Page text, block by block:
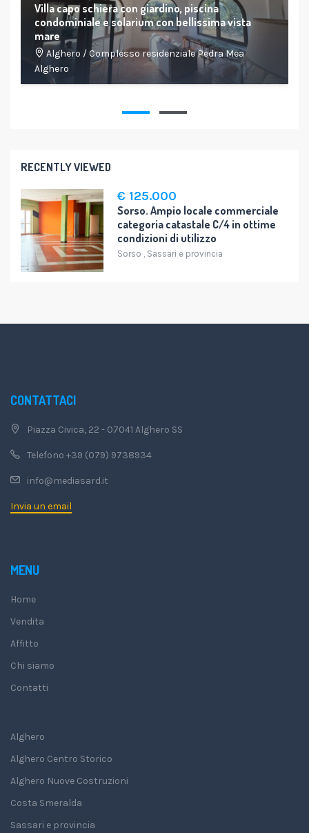
Villa capo schiera con giardino, piscina
condominiale e solarium con bellissima vista
mare
Alghero /Complesso residenziale Pedra Mea
Alghero
RECENTLY VIEWED
€ 125.000
Sorso. Ampio locale commerciale
categoria catastale C/4 in ottime
condizioni di utilizzo
Sorso Sassari e provincia
CONTATTACI
Piazza Civica, 22 - 07041 Alghero SS
Telefono +39 (079) 9738934
info@mediasard.it
Invia un email
MENU
Home
Vendita
Affitto
Chi siamo
Contatti
Alghero
Alghero Centro Storico
Alghero Nuove Costruzioni
Costa Smeralda
Sassari e provincia